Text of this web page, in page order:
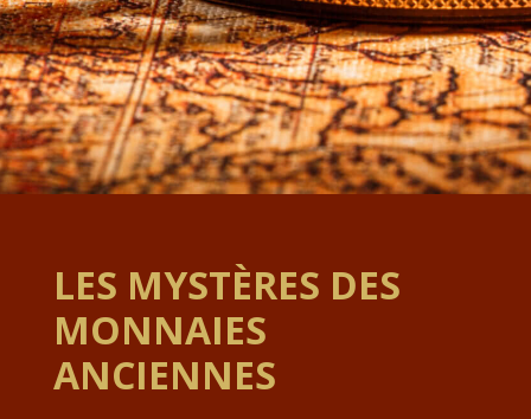
LES MYSTÈRES DES
MONNAIES
ANCIENNES